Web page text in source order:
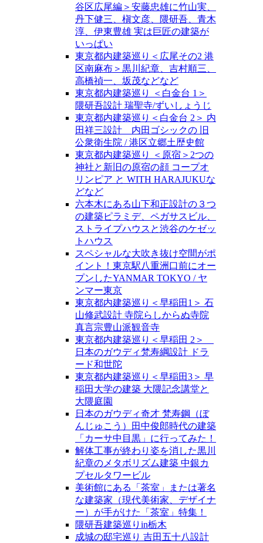
谷区広尾編＞安藤忠雄に竹山実、
丹下健三、槇文彦、隈研吾、青木
淳、伊東豊雄 実は巨匠の建築が
いっぱい
東京都内建築巡り＜広尾その2 港
区南麻布＞黒川紀章、吉村順三、
高橋禎一、坂茂などなど
東京都内建築巡り ＜白金台 1＞
隈研吾設計 瑞聖寺/ずいしょうじ
東京都内建築巡り＜白金台 2＞ 内
田祥三設計 内田ゴシックの 旧
公衆衛生院 / 港区立郷土歴史館
東京都内建築巡り ＜原宿＞2つの
神社と新旧の原宿の顔 コープオ
リンピア と WITH HARAJUKUな
どなど
六本木にある山下和正設計の３つ
の建築ピラミデ、ペガサスビル、
ストライプハウスと渋谷のケゼッ
トハウス
スペシャルな大吹き抜け空間がポ
イント！東京駅八重洲口前にオー
プンしたYANMAR TOKYO / ヤ
ンマー東京
東京都内建築巡り＜早稲田1＞ 石
山修武設計 寺院らしからぬ寺院
真言宗豊山派観音寺
東京都内建築巡り＜早稲田 2＞
日本のガウディ梵寿綱設計 ドラ
ード和世陀
東京都内建築巡り＜早稲田3＞ 早
稲田大学の建築 大隈記念講堂と
大隈庭園
日本のガウディ奇才 梵寿鋼（ぼ
んじゅこう）田中俊郎時代の建築
「カーサ中目黒」に行ってみた！
解体工事が終わり姿を消した黒川
紀章のメタボリズム建築 中銀カ
プセルタワービル
美術館にある「茶室」または著名
な建築家（現代美術家、デザイナ
ー）が手がけた「茶室」特集！
隈研吾建築巡りin栃木
成城の邸宅巡り 吉田五十八設計